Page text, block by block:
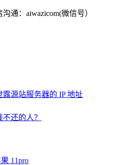
通：aiwazicom(微信号）
源站服务器的 IP 地址
还的人？
11pro